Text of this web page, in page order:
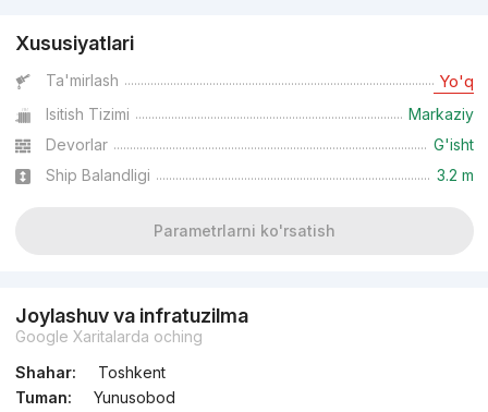
Xususiyatlari
Ta'mirlash Yo'q
Isitish Tizimi
Markaziy
Devorlar
G'isht
Ship Balandligi
3.2 m
Parametrlarni ko'rsatish
Joylashuv va infratuzilma
Google Xaritalarda oching
Shahar:
Toshkent
Tuman:
Yunusobod